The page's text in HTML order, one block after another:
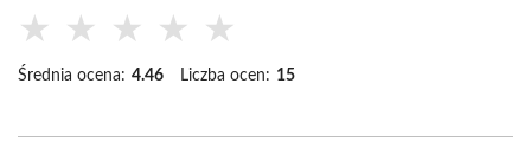
★ ★ ★ ★ ★
Średnia ocena: 4.46 Liczba ocen: 15